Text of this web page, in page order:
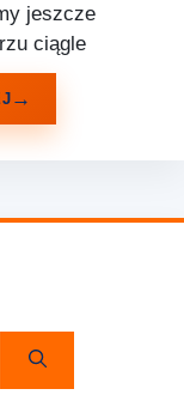
jeszcze
ciągle